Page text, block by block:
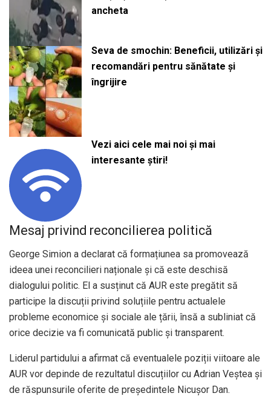
ancheta
Seva de smochin: Beneficii, utilizări și
recomandări pentru sănătate și
îngrijire
Vezi aici cele mai noi și mai
interesante știri!
Mesaj privind reconcilierea politică
George Simion a declarat că formațiunea sa promovează
ideea unei reconcilieri naționale și că este deschisă
dialogului politic. El a susținut că AUR este pregătit să
participe la discuții privind soluțiile pentru actualele
probleme economice și sociale ale țării, însă a subliniat că
orice decizie va fi comunicată public și transparent.
Liderul partidului a afirmat că eventualele poziții viitoare ale
AUR vor depinde de rezultatul discuțiilor cu Adrian Veștea și
de răspunsurile oferite de președintele Nicușor Dan.